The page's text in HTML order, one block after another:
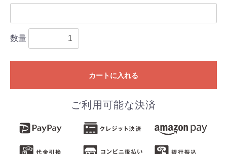
数量
カートに入れる
ご利用可能な決済